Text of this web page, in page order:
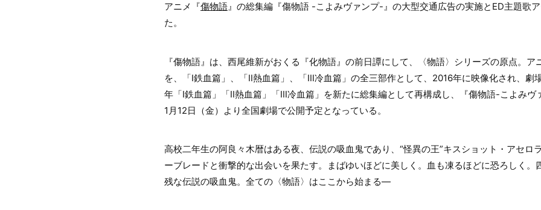
アニメ『傷物語』の総集編『傷物語 -こよみヴァンプ-』の大型交通広告の実施とED主題歌
た。
『傷物語』は、西尾維新がおくる『化物語』の前日譚にして、〈物語〉シリーズの原点。ア
を、「Ⅰ鉄血篇」、「Ⅱ熱血篇」、「Ⅲ冷血篇」の全三部作として、2016年に映像化され、劇
年「Ⅰ鉄血篇」「Ⅱ熱血篇」「Ⅲ冷血篇」を新たに総集編として再構成し、『傷物語-こよみ
1月12日（金）より全国劇場で公開予定となっている。
高校二年生の阿良々木暦はある夜、伝説の吸血鬼であり、“怪異の王”キスショット・アセロ
ーブレードと衝撃的な出会いを果たす。まばゆいほどに美しく。血も凍るほどに恐ろしく。
残な伝説の吸血鬼。全ての〈物語〉はここから始まる―